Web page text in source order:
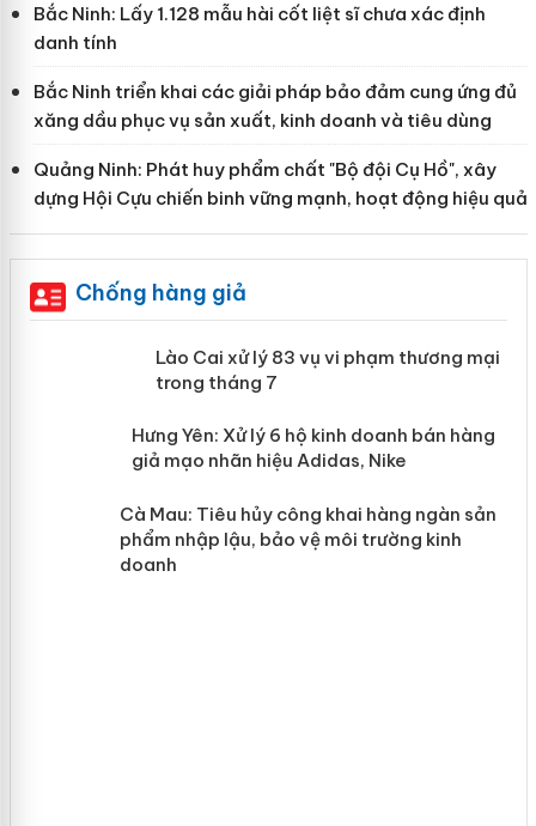
Bắc Ninh: Lấy 1.128 mẫu hài cốt liệt sĩ chưa xác định
danh tính
Bắc Ninh triển khai các giải pháp bảo đảm cung ứng đủ
xăng dầu phục vụ sản xuất, kinh doanh và tiêu dùng
Quảng Ninh: Phát huy phẩm chất "Bộ đội Cụ Hồ", xây
dựng Hội Cựu chiến binh vững mạnh, hoạt động hiệu quả
Chống hàng giả
Lào Cai xử lý 83 vụ vi phạm thương
mại trong tháng 7
Hưng Yên: Xử lý 6 hộ kinh doanh bán
hàng giả mạo nhãn hiệu Adidas, Nike